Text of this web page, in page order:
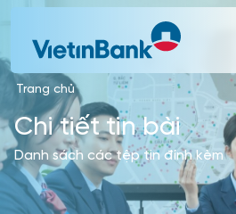
Trang chủ
Chi tiết tin bài
Danh sách các tệp tin đính kèm